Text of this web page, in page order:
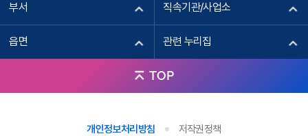
부서 직속기관/사업소
읍면 관련 누리집
TOP
개인정보처리방침
저작권정책